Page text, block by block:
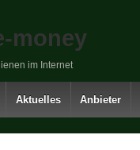
money
im Internet
Aktuelles Anbieter